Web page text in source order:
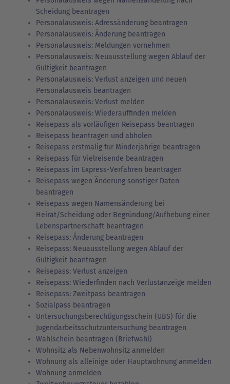
Scheidung beantragen
Personalausweis: Adressänderung beantragen
Personalausweis: Änderung beantragen
Personalausweis: Meldungen vornehmen
Personalausweis: Neuausstellung wegen Ablauf der
Gültigkeit beantragen
Personalausweis: Verlust anzeigen und neuen
Personalausweis beantragen
Personalausweis: Verlust melden
Personalausweis: Wiederauffinden melden
Reisepass als vorläufigen Reisepass beantragen
Reisepass beantragen und abholen
Reisepass erstmalig für Minderjährige beantragen
Reisepass für Vielreisende beantragen
Reisepass im Express-Verfahren beantragen
Reisepass wegen Änderung sonstiger Daten
beantragen
Reisepass wegen Namensänderung bei
Heirat/Scheidung oder Begründung/Aufhebung einer
Lebenspartnerschaft beantragen
Reisepass: Änderung beantragen
Reisepass: Neuausstellung wegen Ablauf der
Gültigkeit beantragen
Reisepass: Verlust anzeigen
Reisepass: Wiederfinden nach Verlustanzeige melden
Reisepass: Zweitpass beantragen
Sozialpass beantragen
Untersuchungsberechtigungsschein (UBS) für die
Jugendarbeitsschutzuntersuchung beantragen
Wahlschein beantragen (Briefwahl)
Wohnsitz als Nebenwohnsitz anmelden
Wohnung als alleinige oder Hauptwohnung anmelden
Wohnung anmelden